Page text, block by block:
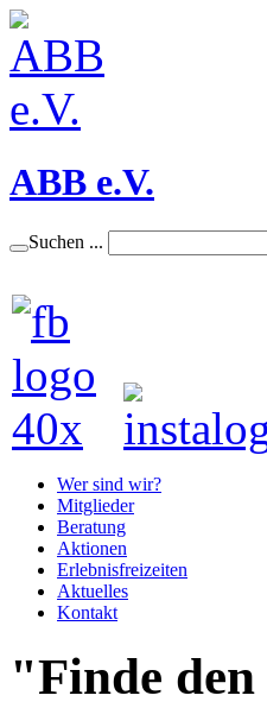
ABB e.V.
Suchen ...
Wer sind wir?
Mitglieder
Beratung
Aktionen
Erlebnisfreizeiten
Aktuelles
Kontakt
"Finde den